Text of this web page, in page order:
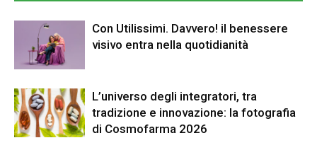
Con Utilissimi. Davvero! il benessere
visivo entra nella quotidianità
L’universo degli integratori, tra
tradizione e innovazione: la fotografia
di Cosmofarma 2026